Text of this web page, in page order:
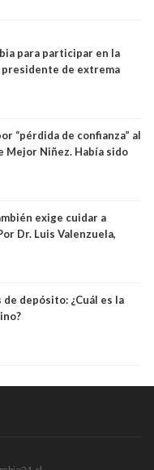
para participar en la
presidente de extrema
“pérdida de confianza” al
Mejor Niñez. Había sido
exige cuidar a
Dr. Luis Valenzuela,
Silva Henríquez
depósito: ¿Cuál es la